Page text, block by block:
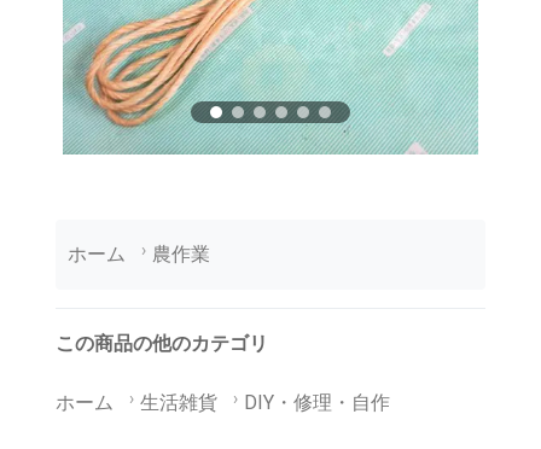
ホーム 農作業
この商品の他のカテゴリ
ホーム 生活雑貨 DIY・修理・自作